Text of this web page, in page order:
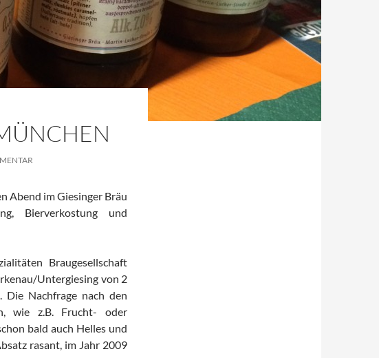
Abend im Giesinger Bräu
Bierverkostung und
Braugesellschaft
Untergiesing von 2
Die Nachfrage nach den
wie z.B. Frucht- oder
bald auch Helles und
rasant, im Jahr 2009